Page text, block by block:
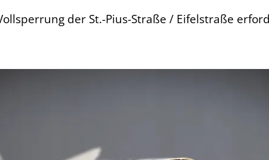
der St.-Pius-Straße / Eifelstraße